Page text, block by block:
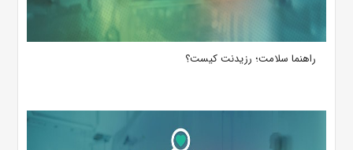
راهنما سلامت؛ رزیدنت کیست؟